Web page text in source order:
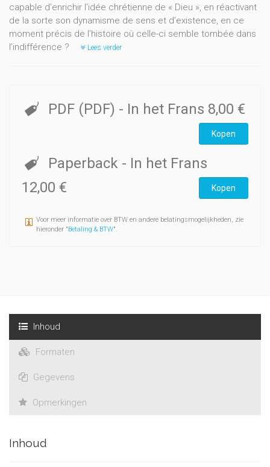
capable d’enrichir l’idée chrétienne de « Dieu », en réactivant
de la sorte son dynamisme de sens et d’existence, en ce
moment précis de l’histoire où celle-ci semble tombée dans
l’indifférence ?
Lees verder
PDF (PDF) - In het Frans 8,00 €
Kopen
Paperback - In het Frans
12,00 €
Kopen
Voor meer informatie over BTW en andere belatingsmogelijkheden, zie
hieronder "Betaling & BTW".
Inhoud
Formaten
Gegevens
Opmerkingen
Inhoud